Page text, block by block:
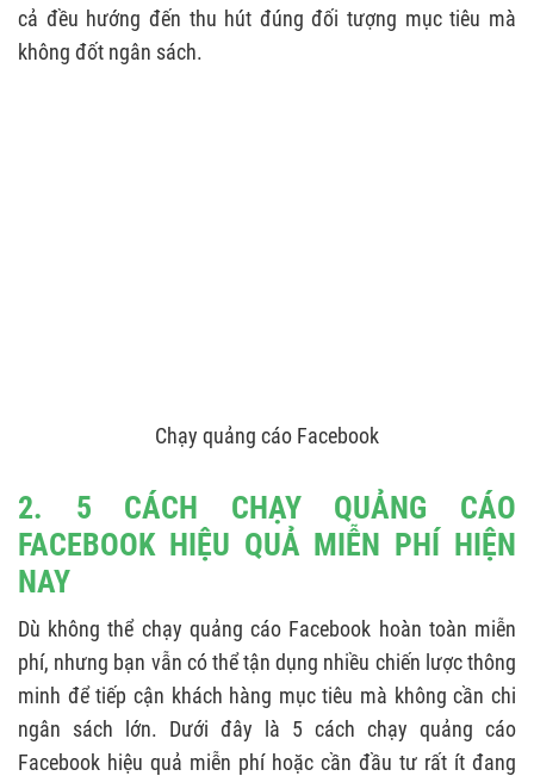
cả đều hướng đến thu hút đúng đối tượng mục tiêu mà
không đốt ngân sách.
Chạy quảng cáo Facebook
2. 5 CÁCH CHẠY QUẢNG CÁO
FACEBOOK HIỆU QUẢ MIỄN PHÍ HIỆN
NAY
Dù không thể chạy quảng cáo Facebook hoàn toàn miễn
phí, nhưng bạn vẫn có thể tận dụng nhiều chiến lược thông
minh để tiếp cận khách hàng mục tiêu mà không cần chi
ngân sách lớn. Dưới đây là 5 cách chạy quảng cáo
Facebook hiệu quả miễn phí hoặc cần đầu tư rất ít đang